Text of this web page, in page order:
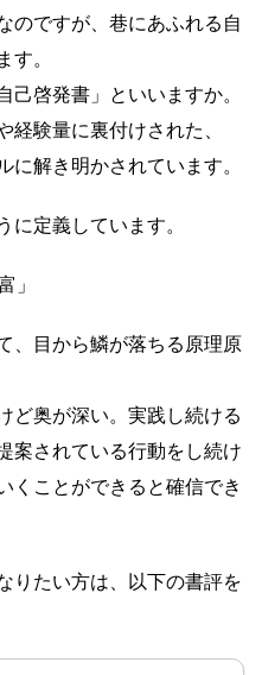
のですが、巷にあふれる自
。
啓発書」といいますか。
験量に裏付けされた、
に解き明かされています。
定義しています。
」
、目から鱗が落ちる原理原
ど奥が深い。実践し続ける
案されている行動をし続け
くことができると確信でき
りたい方は、以下の書評を